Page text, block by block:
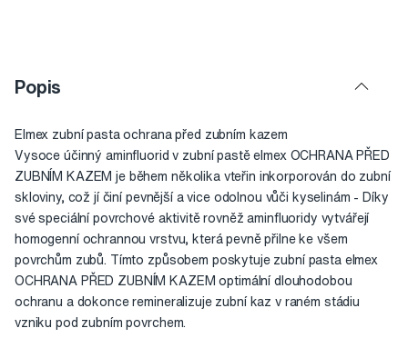
Popis
Elmex zubní pasta ochrana před zubním kazem
Vysoce účinný aminfluorid v zubní pastě elmex OCHRANA PŘED
ZUBNÍM KAZEM je během několika vteřin inkorporován do zubní
skloviny, což jí činí pevnější a vice odolnou vůči kyselinám - Díky
své speciální povrchové aktivitě rovněž aminfluoridy vytvářejí
homogenní ochrannou vrstvu, která pevně přilne ke všem
povrchům zubů. Tímto způsobem poskytuje zubní pasta elmex
OCHRANA PŘED ZUBNÍM KAZEM optimální dlouhodobou
ochranu a dokonce remineralizuje zubní kaz v raném stádiu
vzniku pod zubním povrchem.